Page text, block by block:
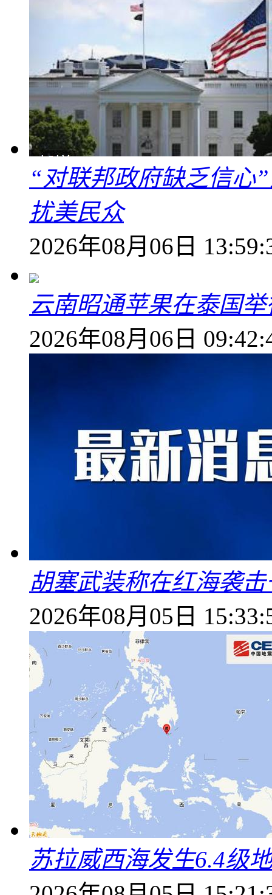
“对联邦政府缺乏信心
扰美民众
2026年08月06日
云南昭通苹果在泰国
2026年08月06日
胡塞武装称在红海袭
2026年08月05日
苏拉威西海发生6.4级